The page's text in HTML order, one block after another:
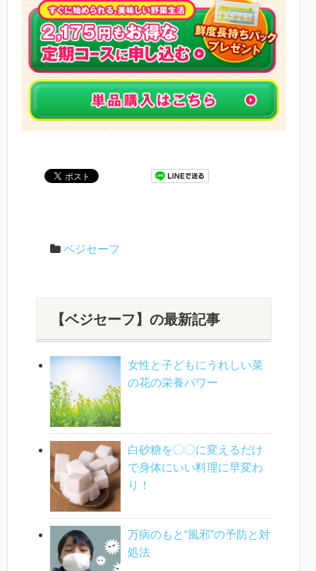
ベジセーフ
【ベジセーフ】の最新記事
女性と子どもにうれしい菜
の花の栄養パワー
白砂糖を〇〇に変えるだけ
で身体にいい料理に早変わ
り！
万病のもと“風邪”の予防と対
処法